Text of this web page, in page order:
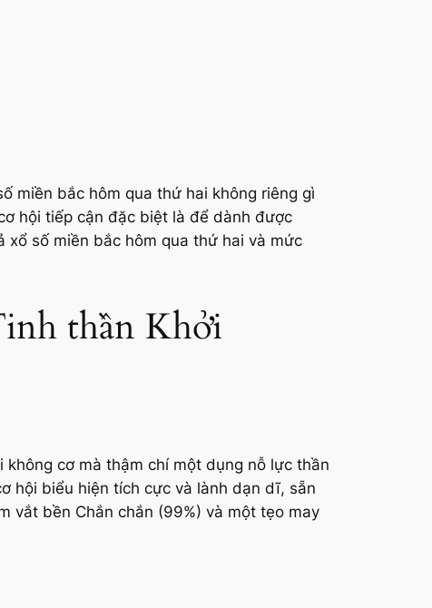
miền bắc hôm qua thứ hai không riêng gì
hội tiếp cận đặc biệt là để dành được
số miền bắc hôm qua thứ hai và mức
thần Khởi
cơ mà thậm chí một dụng nỗ lực thần
hội biểu hiện tích cực và lành dạn dĩ, sẵn
vắt bền Chắn chắn (99%) và một tẹo may